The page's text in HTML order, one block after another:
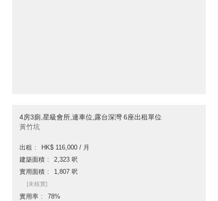
4房3廁,星級會所,連車位,露台深灣 6座出租單位
黃竹坑
出租
HK$ 116,000 / 月
建築面積
2,323 呎
實用面積
1,807 呎
[未核實]
實用率
78%